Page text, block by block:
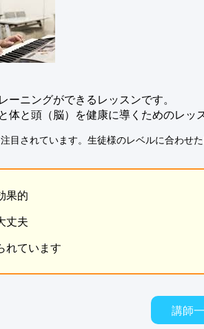
ーニングができるレッスンです。
体と頭（脳）を健康に導くためのレッ
目されています。生徒様のレベルに合わせ
果的
丈夫
れています
講師